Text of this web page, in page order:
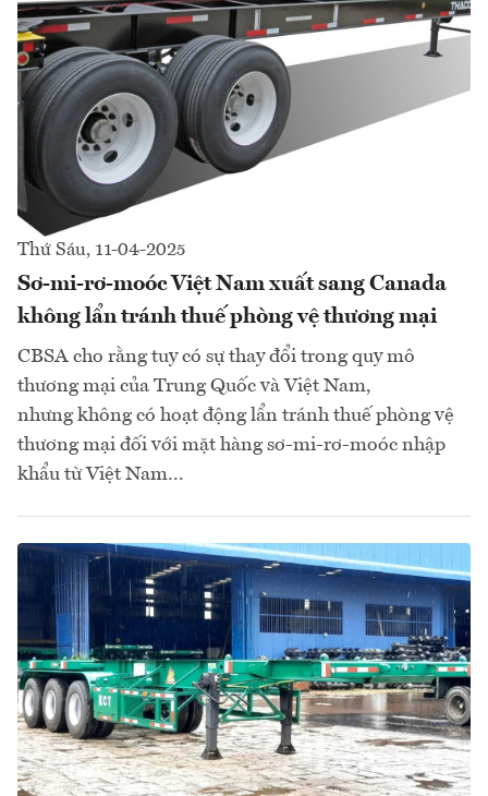
Thứ Sáu, 11-04-2025
Sơ-mi-rơ-moóc Việt Nam xuất sang Canada
không lẩn tránh thuế phòng vệ thương mại
CBSA cho rằng tuy có sự thay đổi trong quy mô
thương mại của Trung Quốc và Việt Nam,
nhưng không có hoạt động lẩn tránh thuế phòng vệ
thương mại đối với mặt hàng sơ-mi-rơ-moóc nhập
khẩu từ Việt Nam...